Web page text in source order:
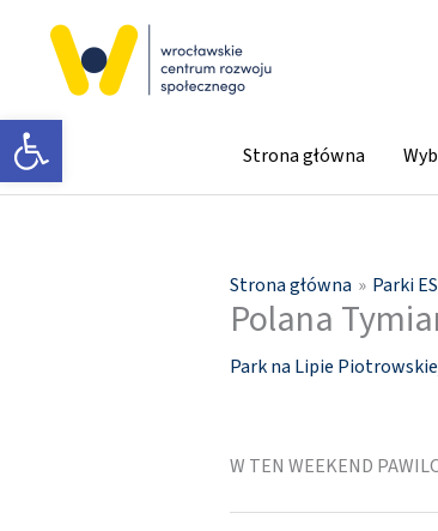
Otwórz pasek narzędzi Strona główna
Strona główna Parki
Polana
Park na Lipie
W TEN WEEKEND